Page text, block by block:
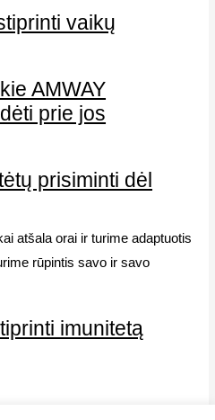
vaikų
AMWAY
prie jos
prisiminti dėl
atšala orai ir turime adaptuotis
rūpintis savo ir savo
imunitetą